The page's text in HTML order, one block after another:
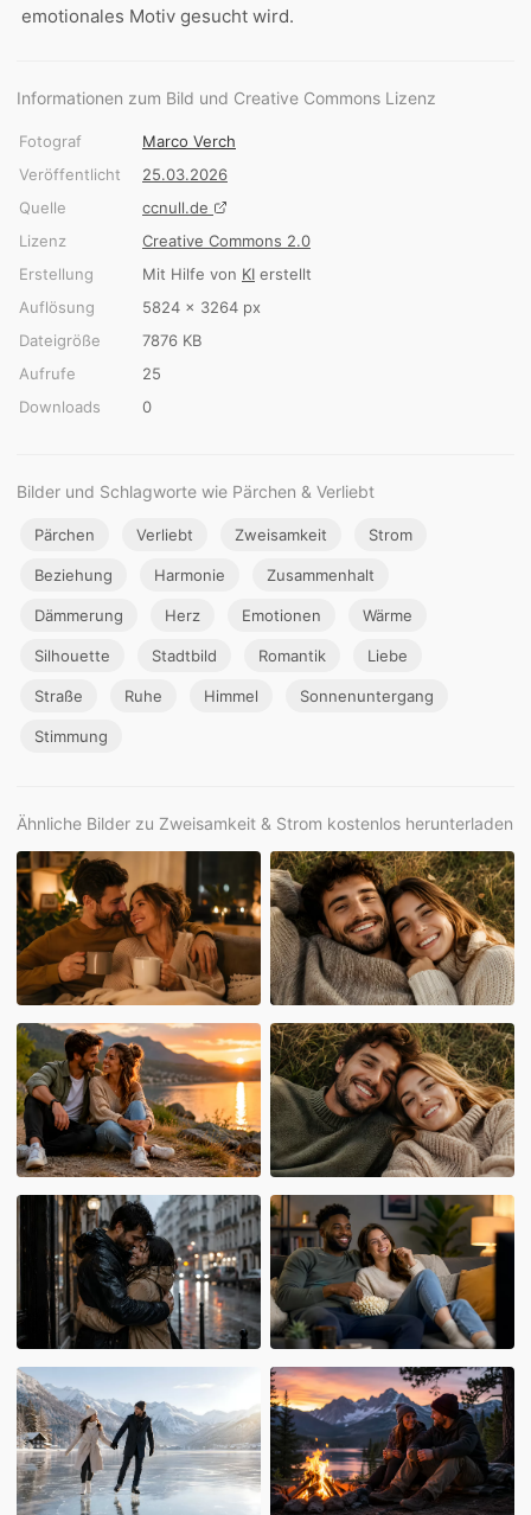
emotionales Motiv gesucht wird.
Informationen zum Bild und Creative Commons Lizenz
Fotograf
Marco Verch
Veröffentlicht
25.03.2026
Quelle
ccnull.de
Lizenz
Creative Commons 2.0
Erstellung
Mit Hilfe von KI erstellt
Auflösung
5824 × 3264 px
Dateigröße
7876 KB
Aufrufe
25
Downloads
0
Bilder und Schlagworte wie Pärchen & Verliebt
Pärchen Verliebt Zweisamkeit Strom
Beziehung Harmonie Zusammenhalt
Dämmerung Herz Emotionen Wärme
Silhouette Stadtbild Romantik Liebe
Straße Ruhe Himmel Sonnenuntergang
Stimmung
Ähnliche Bilder zu Zweisamkeit & Strom kostenlos herunterladen